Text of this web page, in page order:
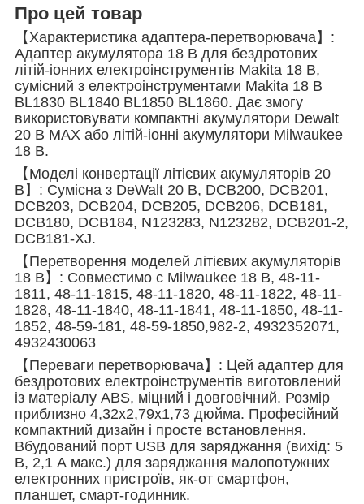
Про цей товар
【Характеристика адаптера-перетворювача】:
Адаптер акумулятора 18 В для бездротових
літій-іонних електроінструментів Makita 18 В,
сумісний з електроінструментами Makita 18 В
BL1830 BL1840 BL1850 BL1860. Дає змогу
використовувати компактні акумулятори Dewalt
20 В MAX або літій-іонні акумулятори Milwaukee
18 В.
【Моделі конвертації літієвих акумуляторів 20
В】: Сумісна з DeWalt 20 В, DCB200, DCB201,
DCB203, DCB204, DCB205, DCB206, DCB181,
DCB180, DCB184, N123283, N123282, DCB201-2,
DCB181-XJ.
【Перетворення моделей літієвих акумуляторів
18 В】: Совместимо с Milwaukee 18 В, 48-11-
1811, 48-11-1815, 48-11-1820, 48-11-1822, 48-11-
1828, 48-11-1840, 48-11-1841, 48-11-1850, 48-11-
1852, 48-59-181, 48-59-1850,982-2, 4932352071,
4932430063
【Переваги перетворювача】: Цей адаптер для
бездротових електроінструментів виготовлений
із матеріалу ABS, міцний і довговічний. Розмір
приблизно 4,32x2,79x1,73 дюйма. Професійний
компактний дизайн і просте встановлення.
Вбудований порт USB для заряджання (вихід: 5
В, 2,1 А макс.) для заряджання малопотужних
електронних пристроїв, як-от смартфон,
планшет, смарт-годинник.